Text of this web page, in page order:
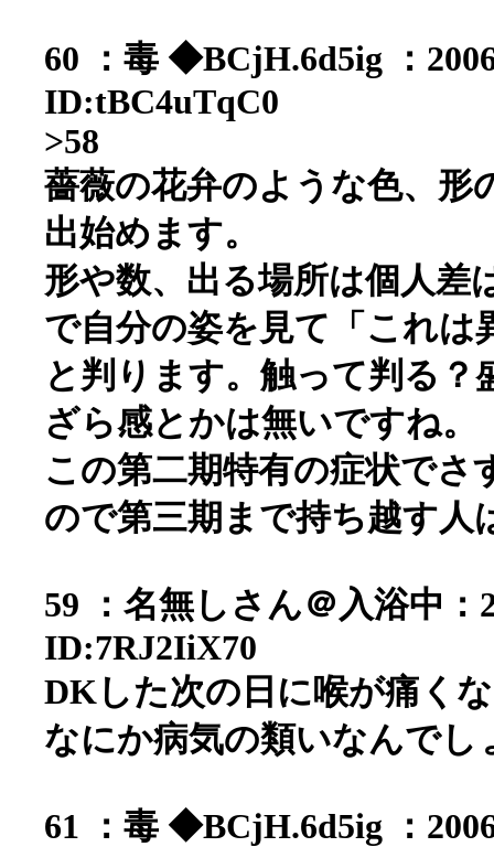
60 ：毒 ◆BCjH.6d5ig ：
ID:tBC4uTqC0
>58
薔薇の花弁のような色、形
出始めます。
形や数、出る場所は個人差
で自分の姿を見て「これは
と判ります。触って判る
ざら感とかは無いですね。
この第二期特有の症状でさ
ので第三期まで持ち越す人
59 ：名無しさん＠入浴中：
ID:7RJ2IiX70
DKした次の日に喉が痛く
なにか病気の類いなんで
61 ：毒 ◆BCjH.6d5ig ：